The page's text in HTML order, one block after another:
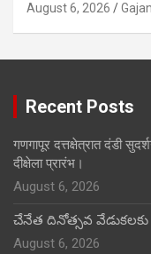
August 6, 2026
Recent Posts
गणगापूर दत्तक्षेत्रात दंडी
दीक्षेला प्रारंभ।
August 6, 2026
చేనేత దినోత్సవ వేడుకలకు
August 6, 2026